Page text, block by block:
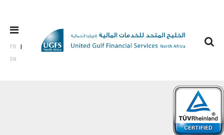
FR
EN